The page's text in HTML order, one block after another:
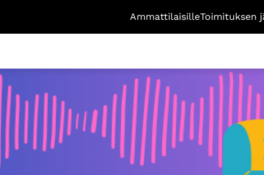
AmmattilaisilleToimituksen